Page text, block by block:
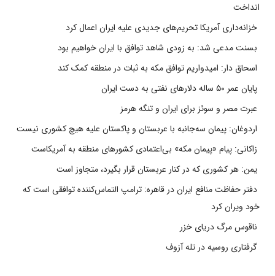
انداخت
خزانه‌داری آمریکا تحریم‌های جدیدی علیه ایران اعمال کرد
بسنت مدعی شد: به زودی شاهد توافق با ایران خواهیم بود
اسحاق دار: امیدواریم توافق مکه به ثبات در منطقه کمک کند
پایان عمر ۵۰ ساله دلارهای نفتی به دست ایران
عبرت مصر و سوئز برای ایران و تنگه هرمز
اردوغان: پیمان سه‌جانبه با عربستان و پاکستان علیه هیچ کشوری نیست
زاکانی: پیام «پیمان مکه» بی‌اعتمادی کشورهای منطقه به آمریکاست
یمن: هر کشوری که در کنار عربستان قرار بگیرد، متجاوز است
دفتر حفاظت منافع ایران در قاهره: ترامپ التماس‌کننده توافقی است که
خود ویران کرد
ناقوس مرگ دریای خزر
گرفتاری روسیه در تله آزوف